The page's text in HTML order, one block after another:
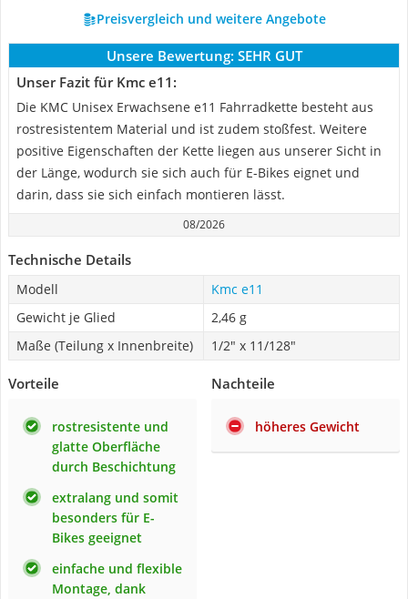
Preisvergleich und weitere Angebote
Unsere Bewertung: SEHR GUT
Unser Fazit für Kmc e11:
Die KMC Unisex Erwachsene e11 Fahrradkette besteht aus
rostresistentem Material und ist zudem stoßfest. Weitere
positive Eigenschaften der Kette liegen aus unserer Sicht in
der Länge, wodurch sie sich auch für E-Bikes eignet und
darin, dass sie sich einfach montieren lässt.
08/2026
Technische Details
Modell
Kmc e11
Gewicht je Glied
2,46 g
Maße (Teilung x Innenbreite)
1/2" x 11/128"
Vorteile
rostresistente und
glatte Oberfläche
durch Beschichtung
extralang und somit
besonders für E-
Bikes geeignet
einfache und flexible
Montage, dank
Nachteile
höheres Gewicht